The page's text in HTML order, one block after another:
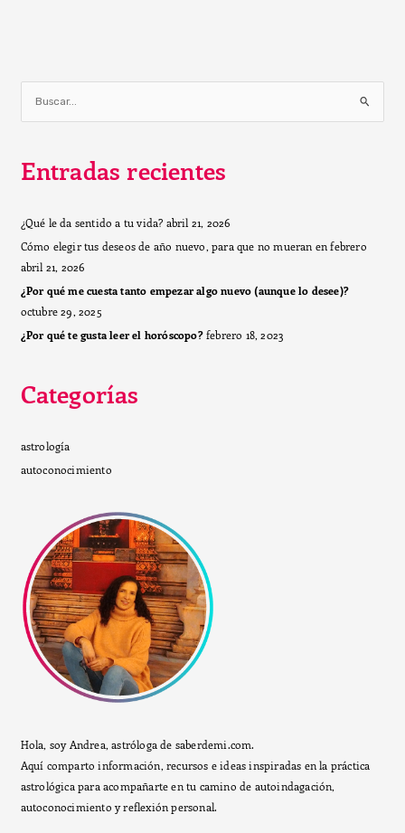
u
c
p
o
r
Entradas recientes
¿Qué le da sentido a tu vida? abril 21, 2026
Cómo elegir tus deseos de año nuevo, para que no mueran en febrero
abril 21, 2026
¿Por qué me cuesta tanto empezar algo nuevo (aunque lo desee)?
octubre 29, 2025
¿Por qué te gusta leer el horóscopo? febrero 18, 2023
Categorías
astrología
autoconocimiento
Hola, soy Andrea, astróloga de saberdemi.com.
Aquí comparto información, recursos e ideas inspiradas en la práctica
astrológica para acompañarte en tu camino de autoindagación,
autoconocimiento y reflexión personal.